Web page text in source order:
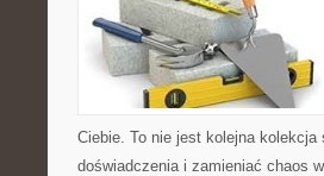
Ciebie. To nie jest kolejna
doświadczenia i zamieniać chaos